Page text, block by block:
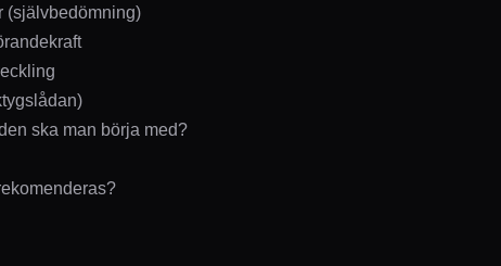
(självbedömning)
ska man börja med?